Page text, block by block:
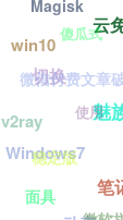
魅
笔
云
切换
Windows7
win10
v2ray
面具
Magisk
微信付费文章
稳定版
傻瓜式
使用